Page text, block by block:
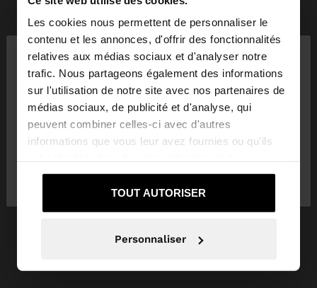
Les cookies nous permettent de personnaliser le
contenu et les annonces, d'offrir des fonctionnalités
relatives aux médias sociaux et d'analyser notre
trafic. Nous partageons également des informations
sur l'utilisation de notre site avec nos partenaires de
médias sociaux, de publicité et d'analyse, qui
peuvent combiner celles-ci avec d'autres
informations que vous leur avez fournies ou qu'ils
services.
TOUT AUTORISER
Personnaliser
bonjour ×
Vous accédez au site depuis Luxembourg. Voulez-
vous parcourir notre site au United States?